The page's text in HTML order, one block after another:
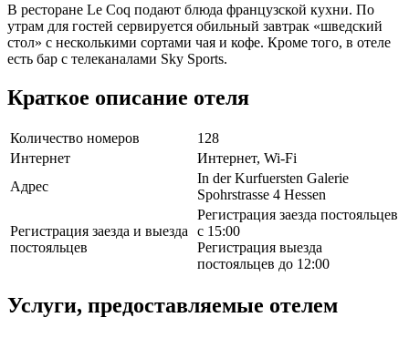
В ресторане Le Coq подают блюда французской кухни. По
утрам для гостей сервируется обильный завтрак «шведский
стол» с несколькими сортами чая и кофе. Кроме того, в отеле
есть бар с телеканалами Sky Sports.
Краткое описание отеля
Количество номеров
128
Интернет
Интернет, Wi-Fi
Адрес
In der Kurfuersten Galerie
Spohrstrasse 4 Hessen
Регистрация заезда и выезда
постояльцев
Регистрация заезда постояльцев
с 15:00
Регистрация выезда
постояльцев до 12:00
Услуги, предоставляемые отелем